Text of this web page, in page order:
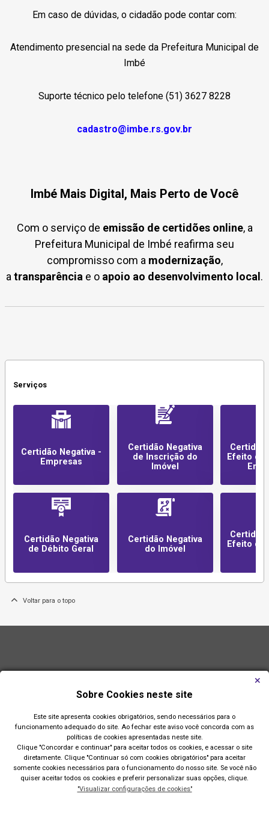
Em caso de dúvidas, o cidadão pode contar com:
Atendimento presencial na sede da Prefeitura Municipal de
Imbé
Suporte técnico pelo telefone (51) 3627 8228
cadastro@imbe.rs.gov.br
Imbé Mais Digital, Mais Perto de Você
Com o serviço de emissão de certidões online, a
Prefeitura Municipal de Imbé reafirma seu
compromisso com a modernização,
atransparência e o apoio ao desenvolvimento local .
Serviços
Certidão Negativa -
Empresas
Certidão Negativa
de Débito Geral
Certidão Negativa
de Inscrição do
Imóvel
Certidão Negativa
do Imóvel
Certidão
Efeito de
Certidão
Efeito de
Voltar para o topo
Sobre Cookies neste site
Este site apresenta cookies obrigatórios, sendo necessários para o
funcionamento adequado do site. Ao fechar este aviso você concorda com as
políticas de cookies apresentadas neste site.
Clique "Concordar e continuar" para aceitar todos os cookies, e acessar o site
diretamente. Clique "Continuar só com cookies obrigatórios" para aceitar
somente cookies necessários para o funcionamento do nosso site. Se você não
quiser aceitar todos os cookies e preferir personalizar suas opções, clique.
"Visualizar configurações de cookies"
Prefeitura de Imbé